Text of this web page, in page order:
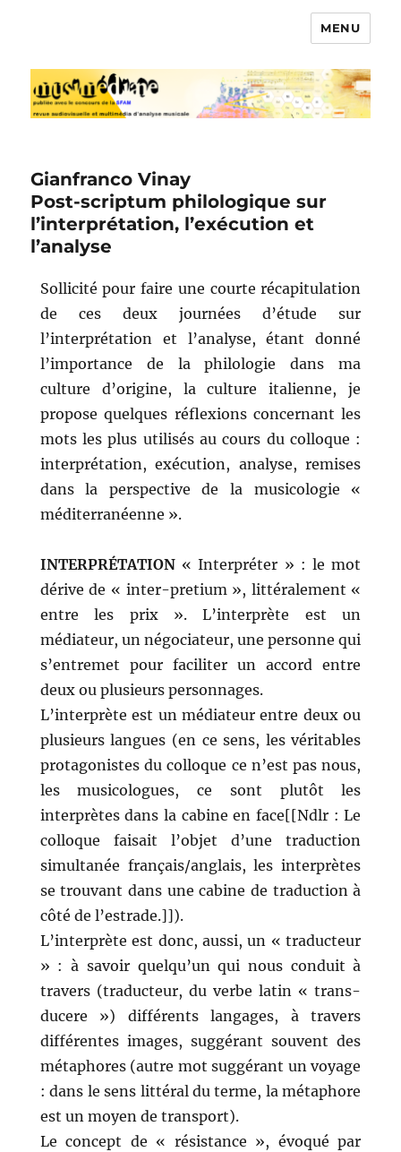
MENU
Gianfranco Vinay
Post-scriptum philologique sur
l’interprétation, l’exécution et
l’analyse
Sollicité pour faire une courte récapitulation
de ces deux journées d’étude sur
l’interprétation et l’analyse, étant donné
l’importance de la philologie dans ma
culture d’origine, la culture italienne, je
propose quelques réflexions concernant les
mots les plus utilisés au cours du colloque :
interprétation, exécution, analyse, remises
dans la perspective de la musicologie «
méditerranéenne ».
INTERPRÉTATION« Interpréter » : le mot
dérive de « inter-pretium », littéralement «
entre les prix ». L’interprète est un
médiateur, un négociateur, une personne qui
s’entremet pour faciliter un accord entre
deux ou plusieurs personnages.
L’interprète est un médiateur entre deux ou
plusieurs langues (en ce sens, les véritables
protagonistes du colloque ce n’est pas nous,
les musicologues, ce sont plutôt les
interprètes dans la cabine en face[[Ndlr : Le
colloque faisait l’objet d’une traduction
simultanée français/anglais, les interprètes
se trouvant dans une cabine de traduction à
côté de l’estrade.]]).
L’interprète est donc, aussi, un « traducteur
» : à savoir quelqu’un qui nous conduit à
travers (traducteur, du verbe latin « trans-
ducere ») différents langages, à travers
différentes images, suggérant souvent des
métaphores (autre mot suggérant un voyage
: dans le sens littéral du terme, la métaphore
est un moyen de transport).
Le concept de « résistance », évoqué par